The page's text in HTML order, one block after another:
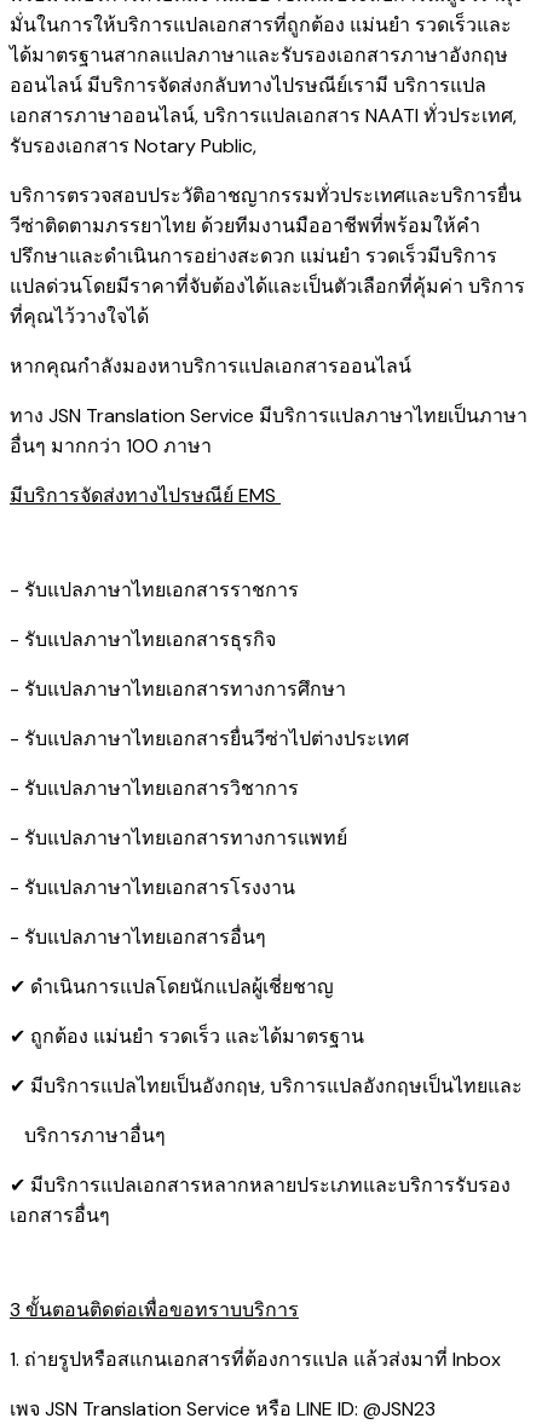
มั่นในการให้บริการแปลเอกสารที่ถูกต้อง แม่นยำ รวดเร็วและ
ได้มาตรฐานสากลแปลภาษาและรับรองเอกสารภาษาอังกฤษ
ออนไลน์ มีบริการจัดส่งกลับทางไปรษณีย์เรามี บริการแปล
เอกสารภาษาออนไลน์,บริการแปลเอกสาร NAATI ​ทั่วประเทศ,
รับรองเอกสาร Notary Public,
บริการตรวจสอบประวัติอาชญากรรม​ทั่วประเทศและบริการยื่น
วีซ่าติดตามภรรยาไทย ด้วยทีมงานมืออาชีพที่พร้อมให้คำ
ปรึกษาและดำเนินการอย่างสะดวก แม่นยำ รวดเร็วมีบริการ
แปลด่วนโดยมีราคาที่จับต้องได้และเป็นตัวเลือกที่คุ้มค่า บริการ
ที่คุณไว้วางใจได้
หากคุณกำลังมองหาบริการแปลเอกสารออนไลน์
ทาง JSN Translation Service มีบริการแปลภาษาไทยเป็นภาษา
อื่นๆ มากกว่า 100 ภาษา
มีบริการจัดส่งทางไปรษณีย์ EMS
- รับแปลภาษาไทยเอกสารราชการ
- รับแปลภาษาไทยเอกสารธุรกิจ
- รับแปลภาษาไทยเอกสารทางการศึกษา
- รับแปลภาษาไทยเอกสารยื่นวีซ่าไปต่างประเทศ
- รับแปลภาษาไทยเอกสารวิชาการ
- รับแปลภาษาไทยเอกสารทางการแพทย์
- รับแปลภาษาไทยเอกสารโรงงาน
- รับแปลภาษาไทยเอกสารอื่นๆ
✔ ดำเนินการแปลโดยนักแปลผู้เชี่ยชาญ
✔ ถูกต้อง แม่นยำ รวดเร็ว และได้มาตรฐาน
✔ มีบริการแปลไทยเป็นอังกฤษ, บริการแปลอังกฤษเป็นไทยและ
บริการภาษาอื่นๆ
✔ มีบริการแปลเอกสารหลากหลายประเภทและบริการรับรอง​
เอกสารอื่นๆ
3 ขั้นตอนติดต่อเพื่อขอทราบบริการ
1. ถ่ายรูปหรือสแกนเอกสารที่ต้องการแปล แล้วส่งมาที่ Inbox
เพจ JSN Translation Service หรือ LINE ID: @JSN23